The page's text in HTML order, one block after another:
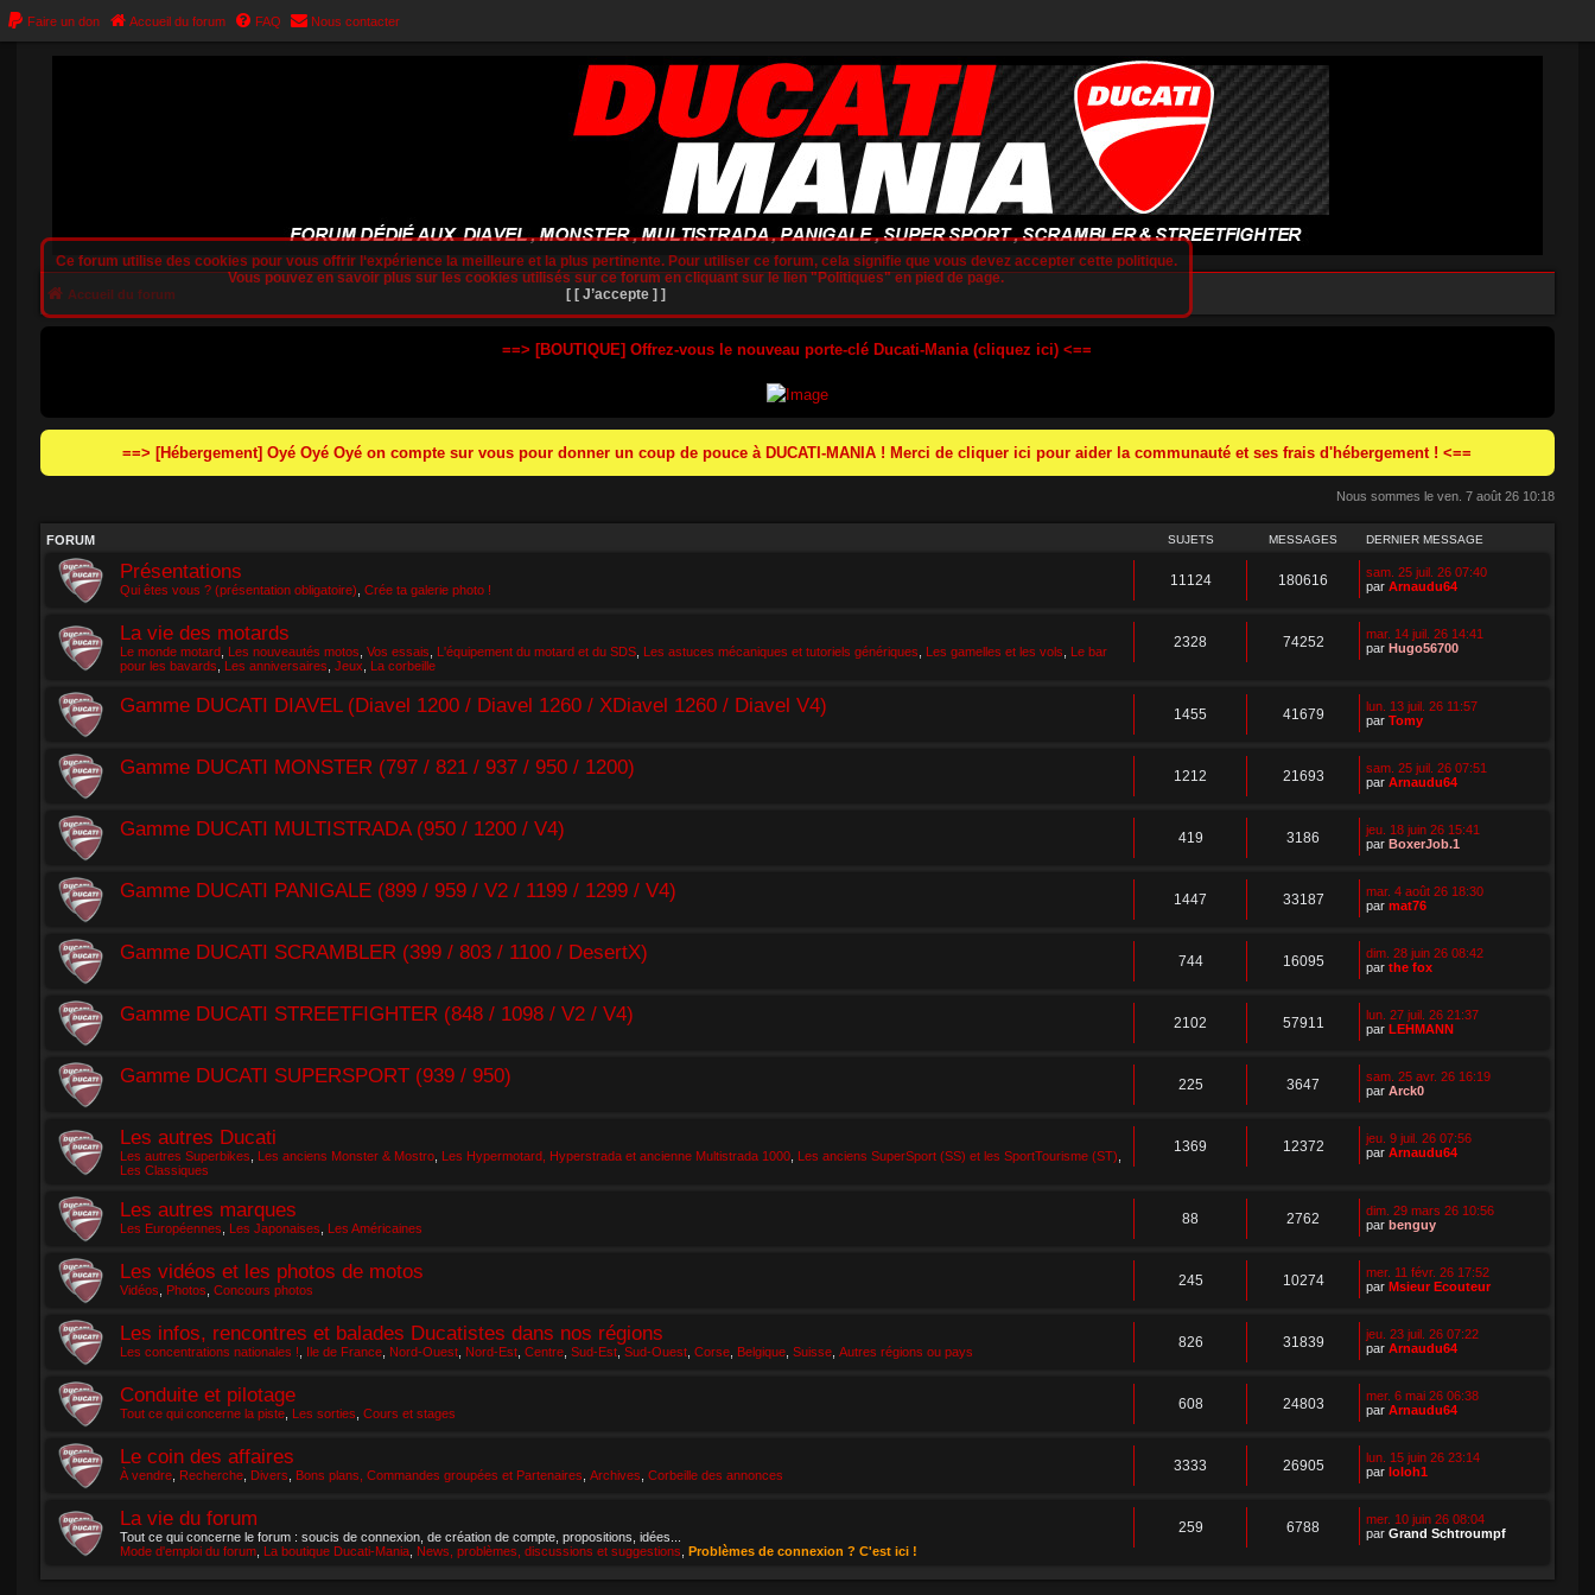
Faire un don Accueil du forum FAQ Nous contacter
Accueil du forum
==> [BOUTIQUE] Offrez-vous le nouveau porte-clé Ducati-Mania (cliquez ici) <==
==> [Hébergement] Oyé Oyé Oyé on compte sur vous pour donner un coup de pouce à DUCATI-MANIA ! Merci de cliquer ici pour aider la communauté et ses frais d'hébergement ! <==
Nous sommes le ven. 7 août 26 10:18
FORUM SUJETS MESSAGES DERNIER MESSAGE
Présentations
Qui êtes vous ? (présentation obligatoire), Crée ta galerie photo !
11124 180616
sam. 25 juil. 26 07:40
parArnaudu64
La vie des motards
Le monde motard, Les nouveautés motos, Vos essais, L'équipement du motard et du SDS, Les astuces mécaniques et tutoriels génériques, Les gamelles et les vols, Le bar
pour les bavards, Les anniversaires, Jeux, La corbeille
2328 74252
mar. 14 juil. 26 14:41
par Hugo56700
Gamme DUCATI DIAVEL (Diavel 1200 / Diavel 1260 / XDiavel 1260 / Diavel V4) 1455 41679
lun. 13 juil. 26 11:57
parTomy
Gamme DUCATI MONSTER (797 / 821 / 937 / 950 / 1200) 1212 21693
sam. 25 juil. 26 07:51
parArnaudu64
Gamme DUCATI MULTISTRADA (950 / 1200 / V4) 419 3186
jeu. 18 juin 26 15:41
par BoxerJob.1
Gamme DUCATI PANIGALE (899 / 959 / V2 / 1199 / 1299 / V4) 1447 33187
mar. 4 août 26 18:30
parmat76
Gamme DUCATI SCRAMBLER (399 / 803 / 1100 / DesertX) 744 16095
dim. 28 juin 26 08:42
parthe fox
Gamme DUCATI STREETFIGHTER (848 / 1098 / V2 / V4) 2102 57911
lun. 27 juil. 26 21:37
par LEHMANN
Gamme DUCATI SUPERSPORT (939 / 950) 225 3647
sam. 25 avr. 26 16:19
parArck0
Les autres Ducati
Les autres Superbikes, Les anciens Monster & Mostro, Les Hypermotard, Hyperstrada et ancienne Multistrada 1000, Les anciens SuperSport (SS) et les SportTourisme (ST),
Les Classiques
1369 12372
jeu. 9 juil. 26 07:56
parArnaudu64
Les autres marques
Les Européennes, Les Japonaises, Les Américaines
88 2762
dim. 29 mars 26 10:56
par benguy
Les vidéos et les photos de motos
Vidéos, Photos, Concours photos
245 10274
mer. 11 févr. 26 17:52
par Msieur Ecouteur
Les infos, rencontres et balades Ducatistes dans nos régions
Les concentrations nationales !, Ile de France, Nord-Ouest, Nord-Est, Centre, Sud-Est, Sud-Ouest, Corse, Belgique, Suisse, Autres régions ou pays
826 31839
jeu. 23 juil. 26 07:22
parArnaudu64
Conduite et pilotage
Tout ce qui concerne la piste, Les sorties, Cours et stages
608 24803
mer. 6 mai 26 06:38
parArnaudu64
Le coin des affaires
À vendre, Recherche, Divers, Bons plans, Commandes groupées et Partenaires, Archives, Corbeille des annonces
3333 26905
lun. 15 juin 26 23:14
par loloh1
La vie du forum
Tout ce qui concerne le forum : soucis de connexion, de création de compte, propositions, idées...
Mode d'emploi du forum, La boutique Ducati-Mania, News, problèmes, discussions et suggestions, Problèmes de connexion ? C'est ici !
259 6788
mer. 10 juin 26 08:04
parGrand Schtroumpf
Ce forum utilise des cookies pour vous offrir l‘expérience la meilleure et la plus pertinente. Pour utiliser ce forum, cela signifie que vous devez accepter cette politique.
Vous pouvez en savoir plus sur les cookies utilisés sur ce forum en cliquant sur le lien "Politiques" en pied de page.
[ [ J’accepte ] ]